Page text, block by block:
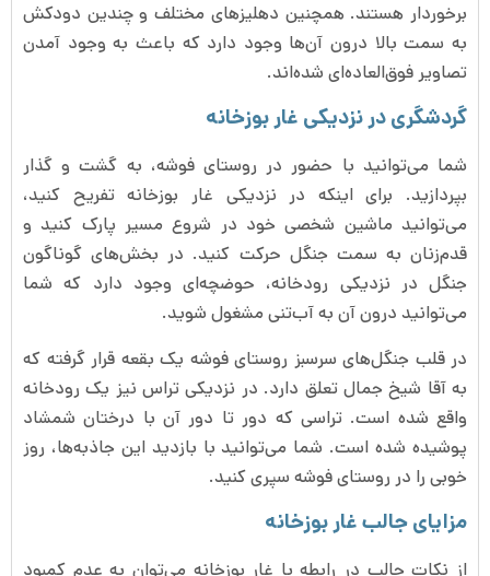
برخوردار هستند. همچنین دهلیزهای مختلف و چندین دودکش
به سمت بالا درون آن‌‌ها وجود دارد که باعث به وجود آمدن
تصاویر فوق‌العاده‌ای شده‌‌اند.
گردشگری در نزدیکی غار بوزخانه
شما می‌توانید با حضور در روستای فوشه، به گشت و گذار
بپردازید. برای اینکه در نزدیکی غار بوزخانه تفریح کنید،
می‌توانید ماشین شخصی خود در شروع مسیر پارک کنید و
قدم‌زنان به سمت جنگل حرکت کنید. در بخش‌های گوناگون
جنگل در نزدیکی رودخانه، حوضچه‌ای وجود دارد که شما
می‌توانید درون آن به آب‌تنی مشغول شوید.
در قلب جنگل‌های سرسبز روستای فوشه یک بقعه قرار گرفته که
به آقا شیخ جمال تعلق دارد. در نزدیکی تراس نیز یک رودخانه
واقع شده است. تراسی که دور تا دور آن با درختان شمشاد
پوشیده شده است. شما می‌توانید با بازدید این جاذبه‌ها، روز
خوبی را در روستای فوشه سپری کنید.
مزایای جالب غار بوزخانه
از نکات جالب در رابطه با غار بوزخانه می‌توان به عدم کمبود